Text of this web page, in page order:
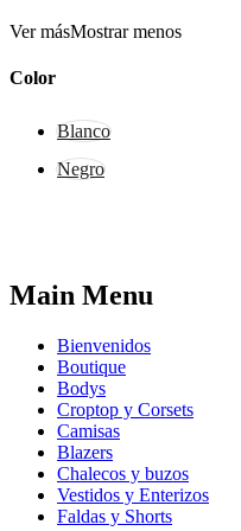
Ver másMostrar menos
Color
Blanco
Negro
Main Menu
Bienvenidos
Boutique
Bodys
Croptop y Corsets
Camisas
Blazers
Chalecos y buzos
Vestidos y Enterizos
Faldas y Shorts